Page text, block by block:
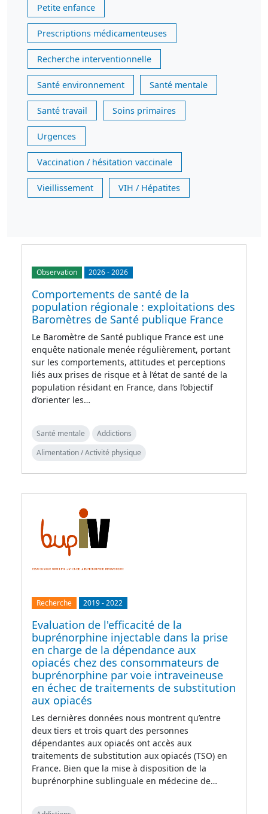
Petite enfance
Prescriptions médicamenteuses
Recherche interventionnelle
Santé environnement Santé mentale
Santé travail Soins primaires
Urgences
Vaccination / hésitation vaccinale
Vieillissement VIH / Hépatites
Observation 2026-2026
Comportements de santé de la
population régionale : exploitations des
Baromètres de Santé publique France
Le Baromètre de Santé publique France est une
enquête nationale menée régulièrement, portant
sur les comportements, attitudes et perceptions
liés aux prises de risque et à l’état de santé de la
population résidant en France, dans l’objectif
d’orienter les…
Santé mentale
Addictions
Alimentation / Activité physique
Recherche 2019-2022
Evaluation de l'efficacité de la
buprénorphine injectable dans la prise
en charge de la dépendance aux
opiacés chez des consommateurs de
buprénorphine par voie intraveineuse
en échec de traitements de substitution
aux opiacés
Les dernières données nous montrent qu’entre
deux tiers et trois quart des personnes
dépendantes aux opiacés ont accès aux
traitements de substitution aux opiacés (TSO) en
France. Bien que la mise à disposition de la
buprénorphine sublinguale en médecine de…